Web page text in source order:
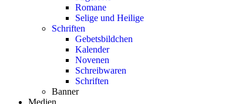
Romane
Selige und Heilige
Schriften
Gebetsbildchen
Kalender
Novenen
Schreibwaren
Schriften
Banner